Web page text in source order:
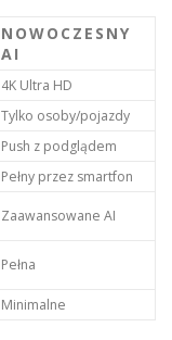
NOWOCZESNY
AI
4K Ultra HD
Tylko osoby/pojazdy
Push z podglądem
Pełny przez smartfon
Zaawansowane AI
Pełna
Minimalne